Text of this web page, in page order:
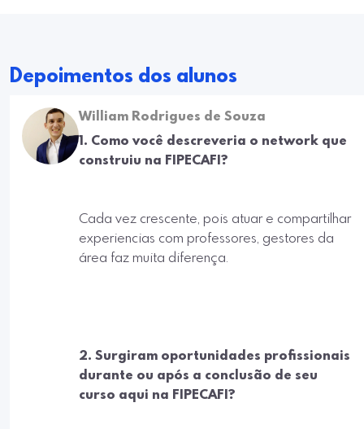
Depoimentos dos alunos
William Rodrigues de Souza
1. Como você descreveria o network que
construiu na FIPECAFI?
Cada vez crescente, pois atuar e compartilhar
experiencias com professores, gestores da
área faz muita diferença.
2. Surgiram oportunidades profissionais
durante ou após a conclusão de seu
curso aqui na FIPECAFI?